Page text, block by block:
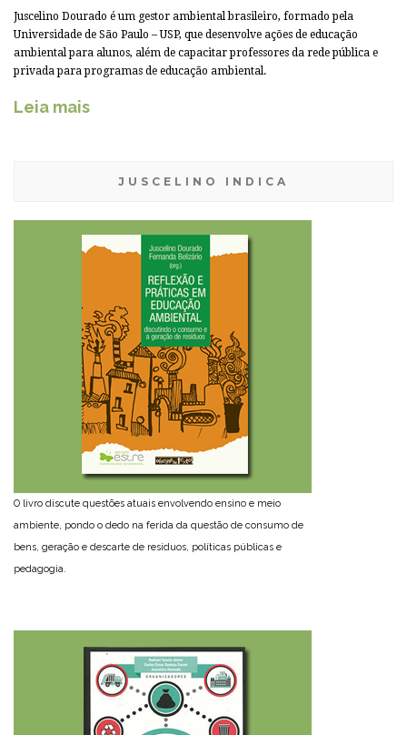
Juscelino Dourado é um gestor ambiental brasileiro, formado pela
Universidade de São Paulo – USP, que desenvolve ações de educação
ambiental para alunos, além de capacitar professores da rede pública e
privada para programas de educação ambiental.
Leia mais
JUSCELINO INDICA
O livro discute questões atuais envolvendo ensino e meio
ambiente, pondo o dedo na ferida da questão de consumo de
bens, geração e descarte de resíduos, políticas públicas e
pedagogia.